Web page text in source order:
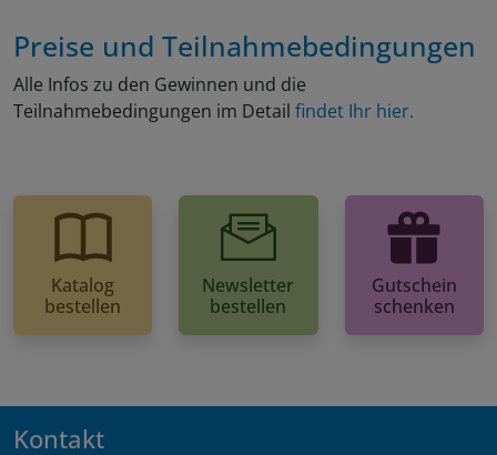
Preise und Teilnahmebedingungen
Alle Infos zu den Gewinnen und die
Teilnahmebedingungen im Detail findet Ihr hier.
Katalog
bestellen
Newsletter
bestellen
Gutschein
schenken
Kontakt